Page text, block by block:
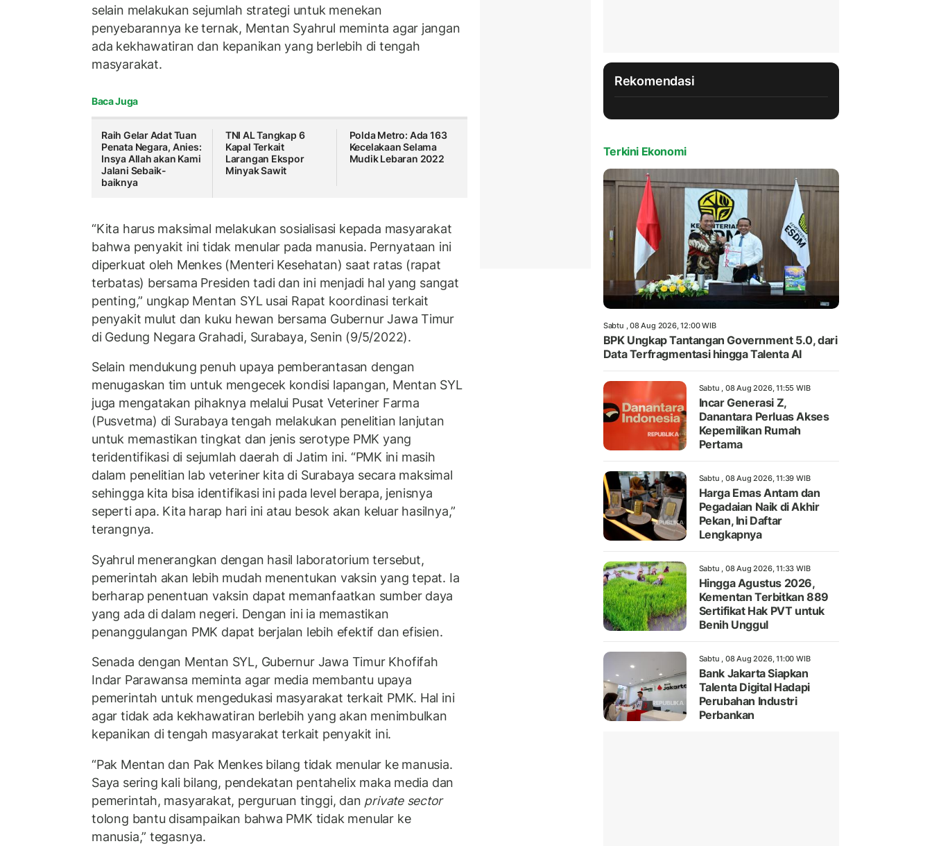
selain melakukan sejumlah strategi untuk menekan
penyebarannya ke ternak, Mentan Syahrul meminta agar jangan
ada kekhawatiran dan kepanikan yang berlebih di tengah
masyarakat.
Baca Juga
Raih Gelar Adat Tuan
Penata Negara, Anies:
Insya Allah akan Kami
Jalani Sebaik-
baiknya
TNI AL Tangkap 6
Kapal Terkait
Larangan Ekspor
Minyak Sawit
Polda Metro: Ada 163
Kecelakaan Selama
Mudik Lebaran 2022
“Kita harus maksimal melakukan sosialisasi kepada masyarakat
bahwa penyakit ini tidak menular pada manusia. Pernyataan ini
diperkuat oleh Menkes (Menteri Kesehatan) saat ratas (rapat
terbatas) bersama Presiden tadi dan ini menjadi hal yang sangat
penting,” ungkap Mentan SYL usai Rapat koordinasi terkait
penyakit mulut dan kuku hewan bersama Gubernur Jawa Timur
di Gedung Negara Grahadi, Surabaya, Senin (9/5/2022).
Selain mendukung penuh upaya pemberantasan dengan
menugaskan tim untuk mengecek kondisi lapangan, Mentan SYL
juga mengatakan pihaknya melalui Pusat Veteriner Farma
(Pusvetma) di Surabaya tengah melakukan penelitian lanjutan
untuk memastikan tingkat dan jenis serotype PMK yang
teridentifikasi di sejumlah daerah di Jatim ini. “PMK ini masih
dalam penelitian lab veteriner kita di Surabaya secara maksimal
sehingga kita bisa identifikasi ini pada level berapa, jenisnya
seperti apa. Kita harap hari ini atau besok akan keluar hasilnya,”
terangnya.
Syahrul menerangkan dengan hasil laboratorium tersebut,
pemerintah akan lebih mudah menentukan vaksin yang tepat. Ia
berharap penentuan vaksin dapat memanfaatkan sumber daya
yang ada di dalam negeri. Dengan ini ia memastikan
penanggulangan PMK dapat berjalan lebih efektif dan efisien.
Senada dengan Mentan SYL, Gubernur Jawa Timur Khofifah
Indar Parawansa meminta agar media membantu upaya
pemerintah untuk mengedukasi masyarakat terkait PMK. Hal ini
agar tidak ada kekhawatiran berlebih yang akan menimbulkan
kepanikan di tengah masyarakat terkait penyakit ini.
“Pak Mentan dan Pak Menkes bilang tidak menular ke manusia.
Saya sering kali bilang, pendekatan pentahelix maka media dan
pemerintah, masyarakat, perguruan tinggi, dan private sector
tolong bantu disampaikan bahwa PMK tidak menular ke
manusia,” tegasnya.
Rekomendasi
Terkini Ekonomi
Sabtu , 08 Aug 2026, 12:00 WIB
BPK Ungkap Tantangan Government 5.0, dari
Data Terfragmentasi hingga Talenta AI
Sabtu , 08 Aug 2026, 11:55 WIB
Incar Generasi Z,
Danantara Perluas Akses
Kepemilikan Rumah
Pertama
Sabtu , 08 Aug 2026, 11:39 WIB
Harga Emas Antam dan
Pegadaian Naik di Akhir
Pekan, Ini Daftar
Lengkapnya
Sabtu , 08 Aug 2026, 11:33 WIB
Hingga Agustus 2026,
Kementan Terbitkan 889
Sertifikat Hak PVT untuk
Benih Unggul
Sabtu , 08 Aug 2026, 11:00 WIB
Bank Jakarta Siapkan
Talenta Digital Hadapi
Perubahan Industri
Perbankan